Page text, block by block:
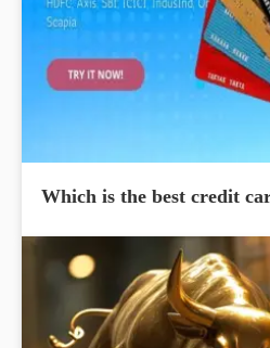
Which is the best credit